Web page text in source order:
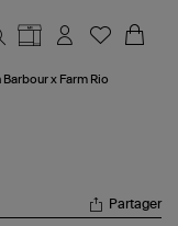
x Farm Rio
Partager